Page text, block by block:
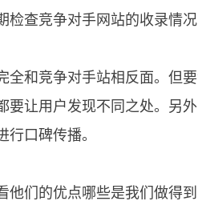
检查竞争对手网站的收录情
竞争对手站相反面。但要
要让用户发现不同之处。另
行口碑传播。
们的优点哪些是我们做得